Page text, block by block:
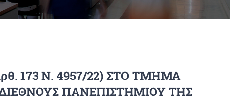
173 Ν. 4957/22) ΣΤΟ ΤΜΗΜΑ
ΠΑΝΕΠΙΣΤΗΜΙΟΥ ΤΗΣ